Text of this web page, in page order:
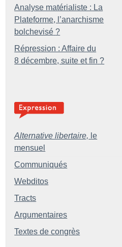
Analyse matérialiste : La
Plateforme, l’anarchisme
bolchevisé ?
Répression : Affaire du
8 décembre, suite et fin ?
Alternative libertaire, le
mensuel
Communiqués
Webditos
Tracts
Argumentaires
Textes de congrès